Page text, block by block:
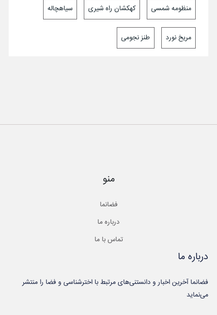
منظومه شمسی کهکشان راه شیری سیاهچاله
مریخ نورد طنز نجومی
منو
فضانما
درباره ما
تماس با ما
درباره ما
فضانما آخرین اخبار و دانستنی‌های مرتبط با اخترشناسی و فضا را منتشر
می‌نماید